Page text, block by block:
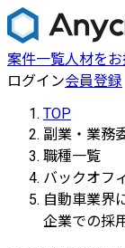
案件一覧人材を
ログイン会員登録
TOP
副業・業務
職種一覧
バックオフ
自動車業界
企業での採